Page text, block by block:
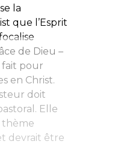
la
que l’Esprit
de Dieu –
fait pour
en Christ.
doit
Elle
devrait être